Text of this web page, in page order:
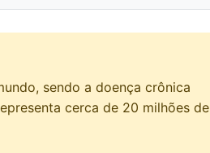
sendo a doença crônica
cerca de 20 milhões de